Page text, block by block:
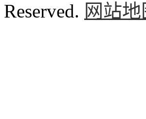
Reserved. 网站地